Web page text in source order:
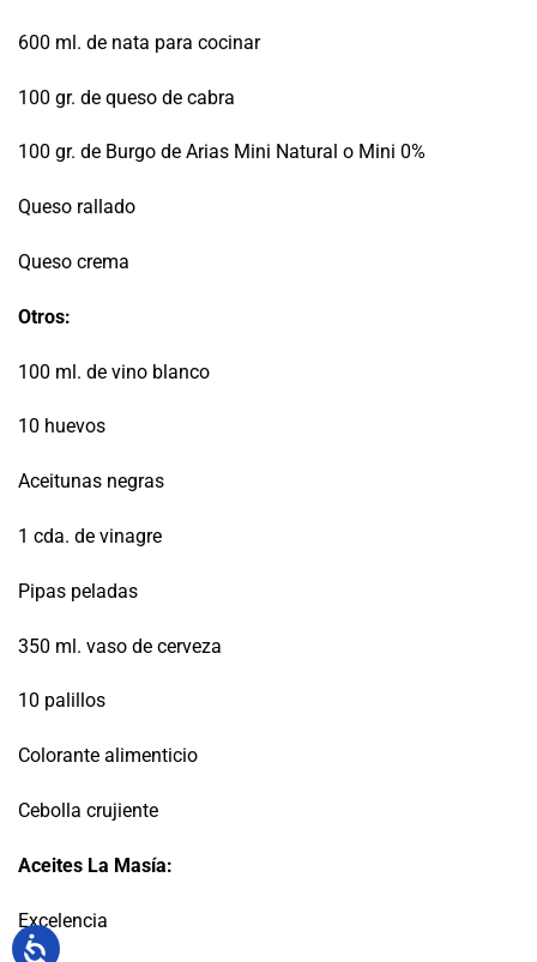
600 ml. de nata para cocinar
100 gr. de queso de cabra
100 gr. de Burgo de Arias Mini Natural o Mini 0%
Queso rallado
Queso crema
Otros:
100 ml. de vino blanco
10 huevos
Aceitunas negras
1 cda. de vinagre
Pipas peladas
350 ml. vaso de cerveza
10 palillos
Colorante alimenticio
Cebolla crujiente
Aceites La Masía:
Excelencia